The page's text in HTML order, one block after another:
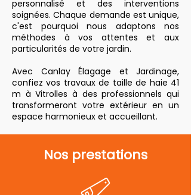
personnalisé et des interventions
soignées. Chaque demande est unique,
c'est pourquoi nous adaptons nos
méthodes à vos attentes et aux
particularités de votre jardin.
Avec Canlay Élagage et Jardinage,
confiez vos travaux de taille de haie 41
m à Vitrolles à des professionnels qui
transformeront votre extérieur en un
espace harmonieux et accueillant.
Nos prestations